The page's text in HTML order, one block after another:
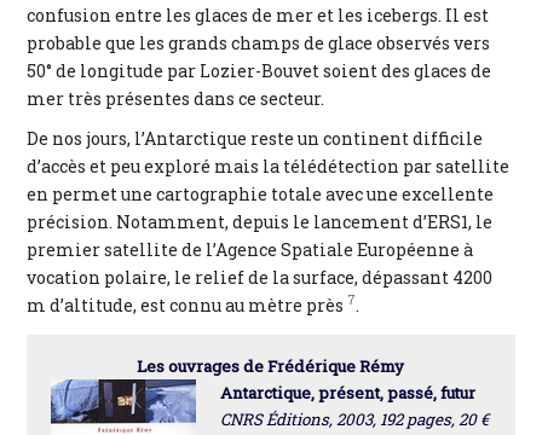
confusion entre les glaces de mer et les icebergs. Il est
probable que les grands champs de glace observés vers
50° de longitude par Lozier-Bouvet soient des glaces de
mer très présentes dans ce secteur.
De nos jours, l’Antarctique reste un continent difficile
d’accès et peu exploré mais la télédétection par satellite
en permet une cartographie totale avec une excellente
précision. Notamment, depuis le lancement d’ERS1, le
premier satellite de l’Agence Spatiale Européenne à
vocation polaire, le relief de la surface, dépassant 4200
m d’altitude, est connu au mètre près 7.
Les ouvrages de Frédérique Rémy
Antarctique, présent, passé, futur
CNRS Éditions, 2003, 192 pages, 20 €